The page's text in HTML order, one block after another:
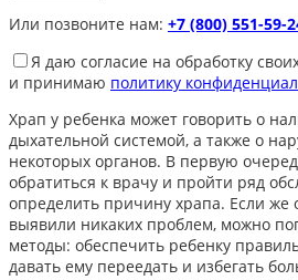
Или позвоните нам: +7 (800) 551-59-
Я даю согласие на обработку
и принимаю политику
Храп у ребенка может говорить о
дыхательной системой, а также о
некоторых органов. В первую
обратиться к врачу и пройти ряд
определить причину храпа. Если же
выявили никаких проблем, можно
методы: обеспечить ребенку
давать ему переедать и избегать